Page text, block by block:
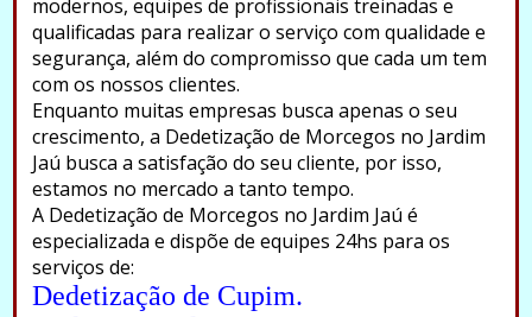
modernos, equipes de profissionais treinadas e
qualificadas para realizar o serviço com qualidade e
segurança, além do compromisso que cada um tem
com os nossos clientes.
Enquanto muitas empresas busca apenas o seu
crescimento, a Dedetização de Morcegos no Jardim
Jaú busca a satisfação do seu cliente, por isso,
estamos no mercado a tanto tempo.
A Dedetização de Morcegos no Jardim Jaú é
especializada e dispõe de equipes 24hs para os
serviços de:
Dedetização de Cupim.